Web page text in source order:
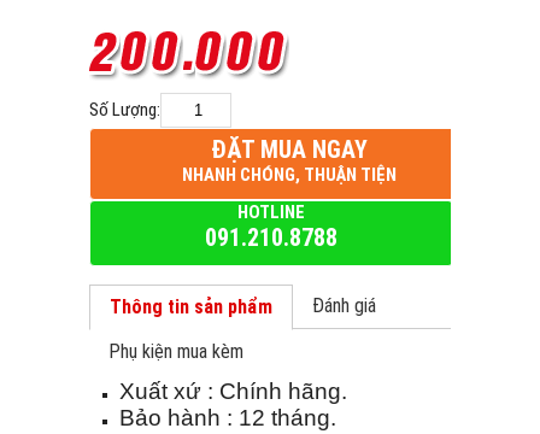
Số Lượng:
ĐẶT MUA NGAY
NHANH CHÓNG, THUẬN TIỆN
HOTLINE
091.210.8788
Thông tin sản phẩm
Đánh giá
Phụ kiện mua kèm
Xuất xứ : Chính hãng.
Bảo hành : 12 tháng.